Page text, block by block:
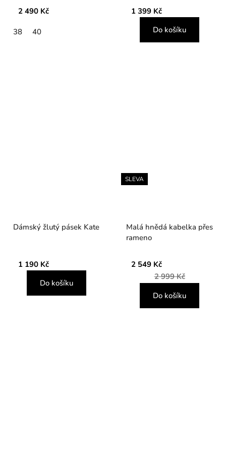
2 490 Kč
38 40
1 399 Kč
Do košíku
Dámský žlutý pásek Kate
1 190 Kč
Do košíku
SLEVA
Malá hnědá kabelka přes
rameno
2 549 Kč
2 999 Kč
Do košíku